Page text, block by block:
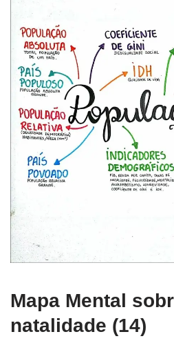
Mapa Mental
natalidade (14)